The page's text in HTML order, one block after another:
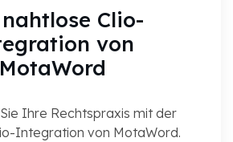
Clio-
von
MotaWord
Ihre Rechtspraxis mit der
Integration von MotaWord.